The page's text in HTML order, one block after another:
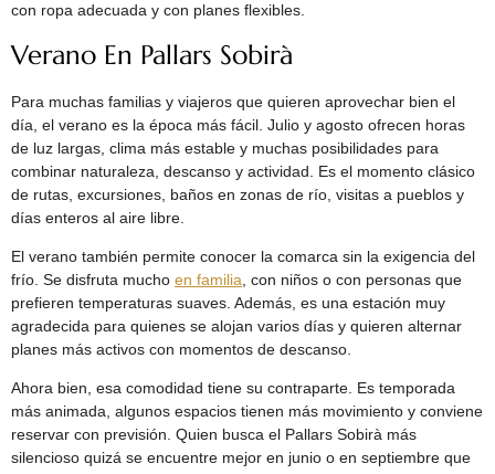
con ropa adecuada y con planes flexibles.
Verano En Pallars Sobirà
Para muchas familias y viajeros que quieren aprovechar bien el
día, el verano es la época más fácil. Julio y agosto ofrecen horas
de luz largas, clima más estable y muchas posibilidades para
combinar naturaleza, descanso y actividad. Es el momento clásico
de rutas, excursiones, baños en zonas de río, visitas a pueblos y
días enteros al aire libre.
El verano también permite conocer la comarca sin la exigencia del
frío. Se disfruta mucho en familia , con niños o con personas que
prefieren temperaturas suaves. Además, es una estación muy
agradecida para quienes se alojan varios días y quieren alternar
planes más activos con momentos de descanso.
Ahora bien, esa comodidad tiene su contraparte. Es temporada
más animada, algunos espacios tienen más movimiento y conviene
reservar con previsión. Quien busca el Pallars Sobirà más
silencioso quizá se encuentre mejor en junio o en septiembre que